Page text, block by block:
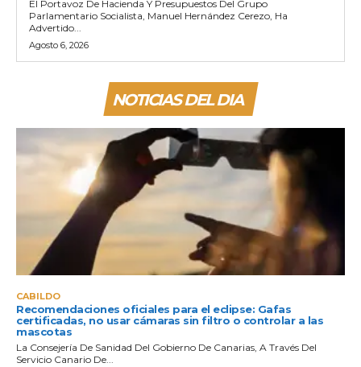
El Portavoz De Hacienda Y Presupuestos Del Grupo
Parlamentario Socialista, Manuel Hernández Cerezo, Ha
Advertido...
Agosto 6, 2026
NOTICIAS DEL DIA
CABILDO
Recomendaciones oficiales para el eclipse: Gafas
certificadas, no usar cámaras sin filtro o controlar a las
mascotas
La Consejería De Sanidad Del Gobierno De Canarias, A Través Del
Servicio Canario De...